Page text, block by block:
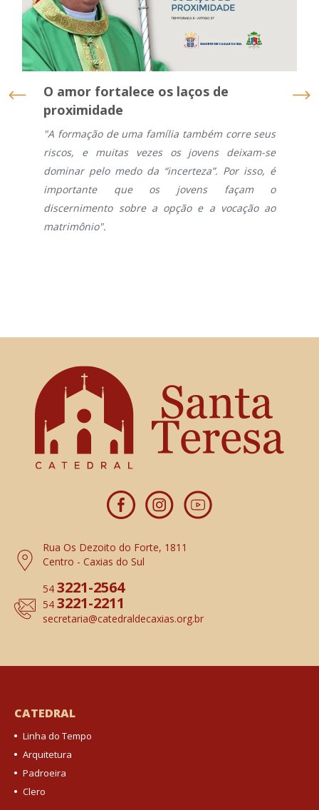
O amor fortalece os laços de
proximidade
"A formação de uma família também corre seus
riscos, e muitas vezes os jovens deixam-se
dominar pelo medo da “incerteza”. Por isso, é
importante que os jovens façam o
discernimento sobre a opção e a vocação ao
matrimônio".
Rua Os Dezoito do Forte, 1811
Centro - Caxias do Sul
54 3221-2564
54 3221-2211
secretaria@catedraldecaxias.org.br
CATEDRAL
Linha do Tempo
Arquitetura
Padroeira
Clero